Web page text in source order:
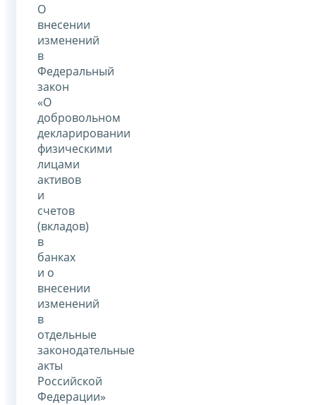
О
внесении
изменений
в
Федеральный
закон
«О
добровольном
декларировании
физическими
лицами
активов
и
счетов
(вкладов)
в
банках
и о
внесении
изменений
в
отдельные
законодательные
акты
Российской
Федерации»